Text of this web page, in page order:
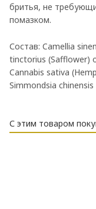
бритья, не
помазком.
Состав: Camellia
tinctorius (Safflower)
Cannabis sativa
Simmondsia
С этим товаром